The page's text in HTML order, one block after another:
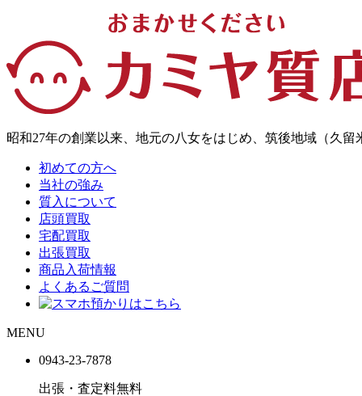
昭和27年の創業以来、地元の八女をはじめ、筑後地域（久
初めての方へ
当社の強み
質入について
店頭買取
宅配買取
出張買取
商品入荷情報
よくあるご質問
MENU
0943-23-7878
出張・査定料無料